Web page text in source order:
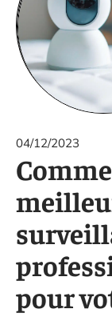
04/12/2023
pour